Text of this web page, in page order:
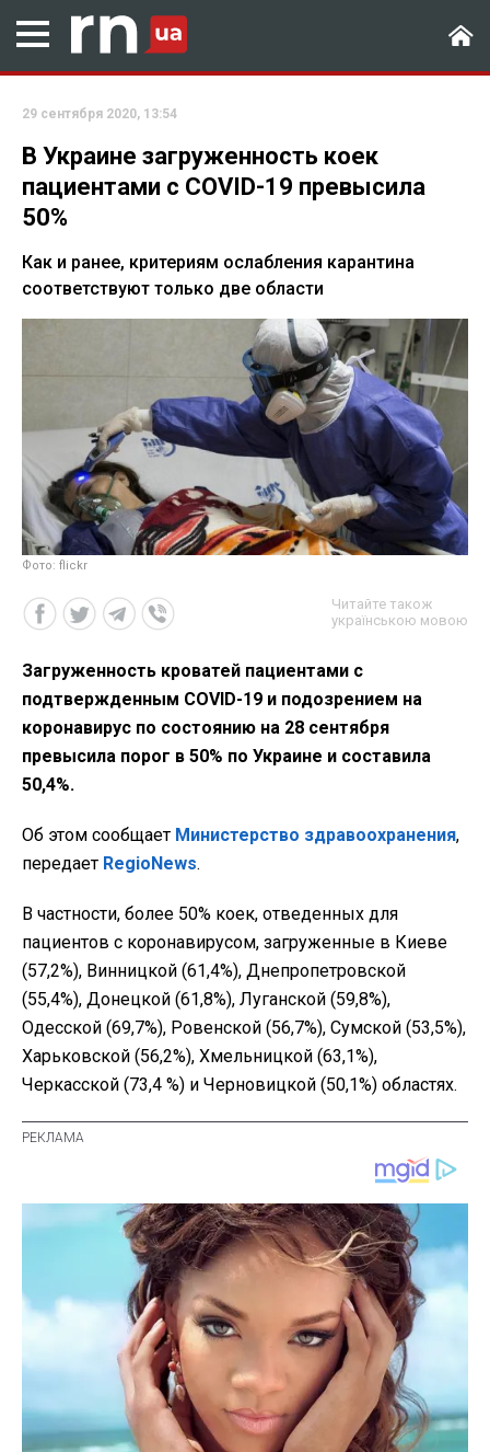
29 сентября 2020, 13:54
В Украине загруженность коек
пациентами с СOVID-19 превысила
50%
Как и ранее, критериям ослабления карантина
соответствуют только две области
Фото: flickr
Читайте також
українською мовою
Загруженность кроватей пациентами с
подтвержденным COVID-19 и подозрением на
коронавирус по состоянию на 28 сентября
превысила порог в 50% по Украине и составила
50,4%.
Об этом сообщает Министерство здравоохранения,
передает RegioNews.
В частности, более 50% коек, отведенных для
пациентов с коронавирусом, загруженные в Киеве
(57,2%), Винницкой (61,4%), Днепропетровской
(55,4%), Донецкой (61,8%), Луганской (59,8%),
Одесской (69,7%), Ровенской (56,7%), Сумской (53,5%),
Харьковской (56,2%), Хмельницкой (63,1%),
Черкасской (73,4 %) и Черновицкой (50,1%) областях.